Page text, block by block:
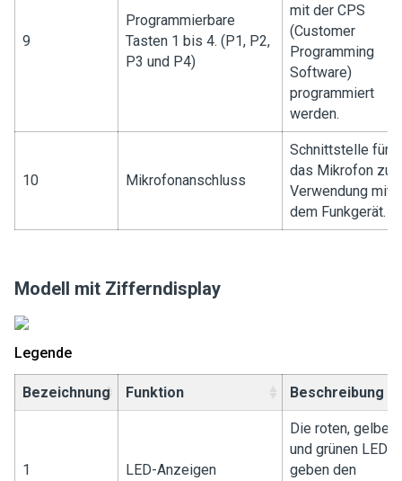
9
Programmierbare
Tasten 1 bis 4. (P1, P2,
P3 und P4)
mit der CPS
(Customer
Programming
Software)
programmiert
werden.
10 Mikrofonanschluss
Schnittstelle für
das Mikrofon zur
Verwendung mit
dem Funkgerät.
Modell mit Zifferndisplay
Legende
Bezeichnung Funktion Beschreibung
1 LED-Anzeigen
Die roten, gelben
und grünen LEDs
geben den